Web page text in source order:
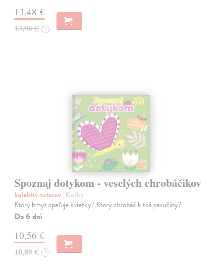
13,48 €
13,90 € ?
Spoznaj dotykom - veselých chrobáčikov
kolektív autorov| Kniha
Ktorý hmyz opeľuje kvietky? Ktorý chrobáčik tká pavučiny?
Do 6 dní
10,56 €
10,89 € ?